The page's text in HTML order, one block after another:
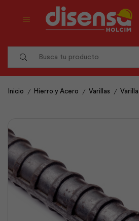
Inicio / Hierro y Acero / Varillas /